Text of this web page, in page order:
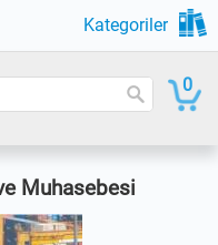
Kategoriler
0
Muhasebesi